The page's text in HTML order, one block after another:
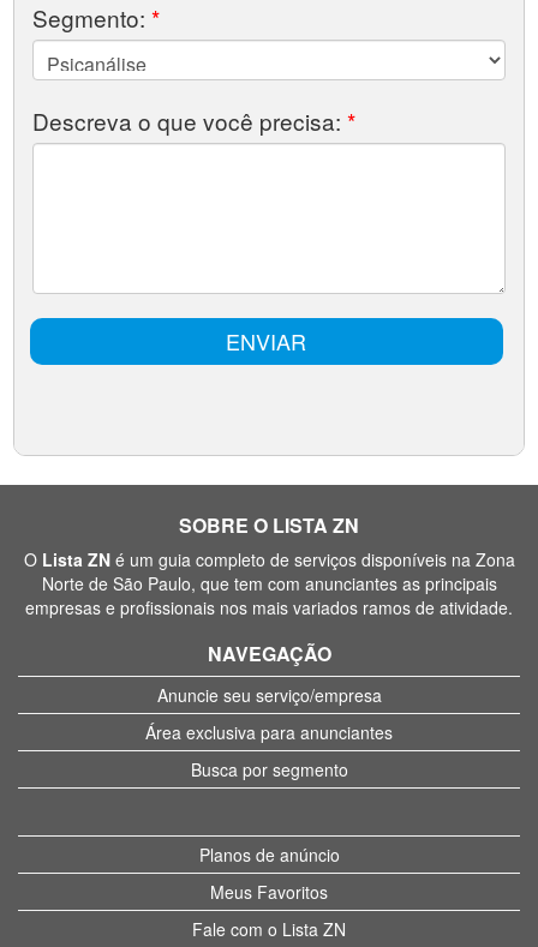
SOBRE O LISTA ZN
O Lista ZNé um guia completo de serviços disponíveis na Zona
Norte de São Paulo, que tem com anunciantes as principais
empresas e profissionais nos mais variados ramos de atividade.
NAVEGAÇÃO
Anuncie seu serviço/empresa
Área exclusiva para anunciantes
Busca por segmento
Planos de anúncio
Meus Favoritos
Fale com o Lista ZN